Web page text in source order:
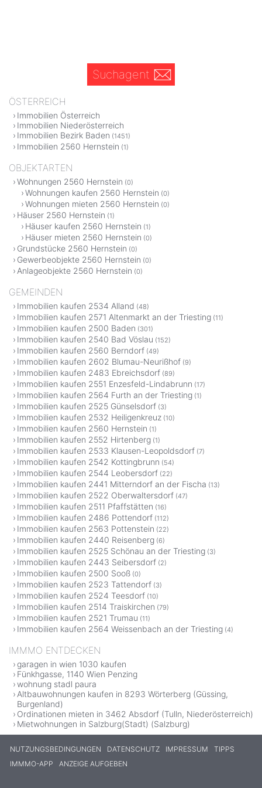
Suchagent
ÖSTERREICH
Immobilien Österreich
Immobilien Niederösterreich
Immobilien Bezirk Baden (1451)
Immobilien 2560 Hernstein (1)
OBJEKTARTEN
Wohnungen 2560 Hernstein (0)
Wohnungen kaufen 2560 Hernstein (0)
Wohnungen mieten 2560 Hernstein (0)
Häuser 2560 Hernstein (1)
Häuser kaufen 2560 Hernstein (1)
Häuser mieten 2560 Hernstein (0)
Grundstücke 2560 Hernstein (0)
Gewerbeobjekte 2560 Hernstein (0)
Anlageobjekte 2560 Hernstein (0)
GEMEINDEN
Immobilien kaufen 2534 Alland (48)
Immobilien kaufen 2571 Altenmarkt an der Triesting (11)
Immobilien kaufen 2500 Baden (301)
Immobilien kaufen 2540 Bad Vöslau (152)
Immobilien kaufen 2560 Berndorf (49)
Immobilien kaufen 2602 Blumau-Neurißhof (9)
Immobilien kaufen 2483 Ebreichsdorf (89)
Immobilien kaufen 2551 Enzesfeld-Lindabrunn (17)
Immobilien kaufen 2564 Furth an der Triesting (1)
Immobilien kaufen 2525 Günselsdorf (3)
Immobilien kaufen 2532 Heiligenkreuz (10)
Immobilien kaufen 2560 Hernstein (1)
Immobilien kaufen 2552 Hirtenberg (1)
Immobilien kaufen 2533 Klausen-Leopoldsdorf (7)
Immobilien kaufen 2542 Kottingbrunn (54)
Immobilien kaufen 2544 Leobersdorf (22)
Immobilien kaufen 2441 Mitterndorf an der Fischa (13)
Immobilien kaufen 2522 Oberwaltersdorf (47)
Immobilien kaufen 2511 Pfaffstätten (16)
Immobilien kaufen 2486 Pottendorf (112)
Immobilien kaufen 2563 Pottenstein (22)
Immobilien kaufen 2440 Reisenberg (6)
Immobilien kaufen 2525 Schönau an der Triesting (3)
Immobilien kaufen 2443 Seibersdorf (2)
Immobilien kaufen 2500 Sooß (0)
Immobilien kaufen 2523 Tattendorf (3)
Immobilien kaufen 2524 Teesdorf (10)
Immobilien kaufen 2514 Traiskirchen (79)
Immobilien kaufen 2521 Trumau (11)
Immobilien kaufen 2564 Weissenbach an der Triesting (4)
IMMMO ENTDECKEN
garagen in wien 1030 kaufen
Fünkhgasse, 1140 Wien Penzing
wohnung stadl paura
Altbauwohnungen kaufen in 8293 Wörterberg (Güssing,
Burgenland)
Ordinationen mieten in 3462 Absdorf (Tulln, Niederösterreich)
Mietwohnungen in Salzburg(Stadt) (Salzburg)
NUTZUNGSBEDINGUNGEN DATENSCHUTZ IMPRESSUM
TIPPS
IMMMO-APP
ANZEIGE AUFGEBEN